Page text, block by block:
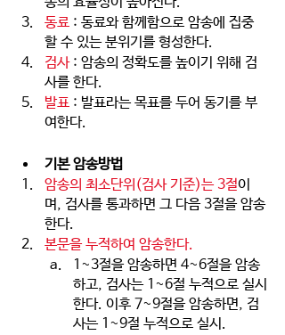
동료 : 동료와 함께함으로 암송에 집중
할 수 있는 분위기를 형성한다.
검사 : 암송의 정확도를 높이기 위해 검
사를 한다.
발표 : 발표라는 목표를 두어 동기를 부
여한다.
기본 암송방법
암송의 최소단위(검사 기준)는 3절이
며, 검사를 통과하면 그 다음 3절을 암송
한다.
본문을 누적하여 암송한다.
1~3절을 암송하면 4~6절을 암송
하고, 검사는 1~6절 누적으로 실시
한다. 이후 7~9절을 암송하면, 검
사는 1~9절 누적으로 실시.